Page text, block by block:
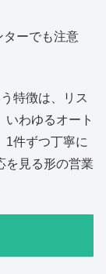
ターでも注意
特徴は、リス
いわゆるオート
1件ずつ丁寧に
を見る形の営業